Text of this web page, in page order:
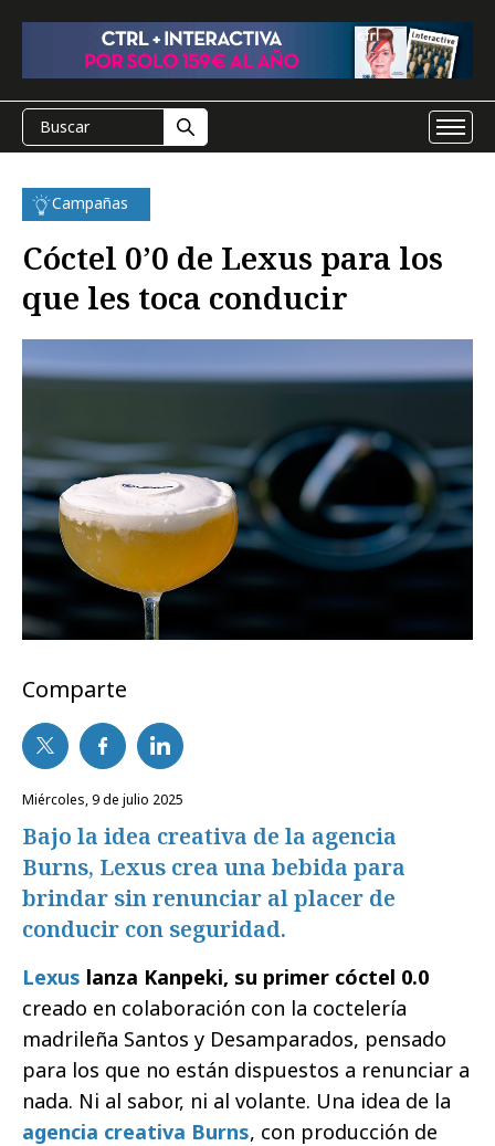
Campañas
Cóctel 0’0 de Lexus para los
que les toca conducir
Comparte
miércoles, 9 de julio 2025
Bajo la idea creativa de la agencia
Burns, Lexus crea una bebida para
brindar sin renunciar al placer de
conducir con seguridad.
Lexus lanza Kanpeki, su primer cóctel 0.0
creado en colaboración con la coctelería
madrileña Santos y Desamparados, pensado
para los que no están dispuestos a renunciar a
nada. Ni al sabor, ni al volante. Una idea de la
agencia creativa Burns, con producción de